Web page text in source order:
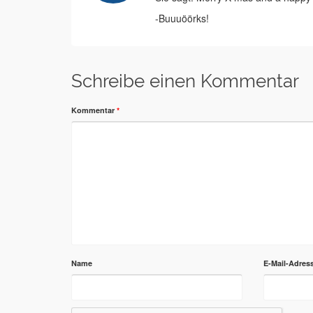
-Buuuöörks!
Schreibe einen Kommentar
Kommentar *
Name E-Mail-